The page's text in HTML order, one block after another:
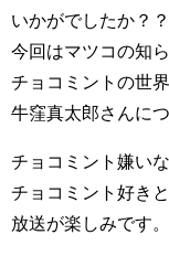
いかがでしたか？？
今回はマツコの知
チョコミントの世
牛窪真太郎さんに
チョコミント嫌い
チョコミント好き
放送が楽しみです。